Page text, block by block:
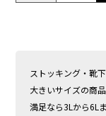
ストッキング・靴
大きいサイズの商
満足なら3Lから6L